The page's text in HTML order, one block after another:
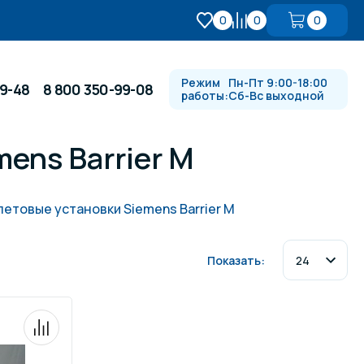
0 0 0
Водопады, водяные пушки и
48 8 800 350-99-08
Режим
работы:
Пн-Пт 9:00-18:00
Сб-Вс выходной
Barrier M
установки Siemens Barrier M
Показать: